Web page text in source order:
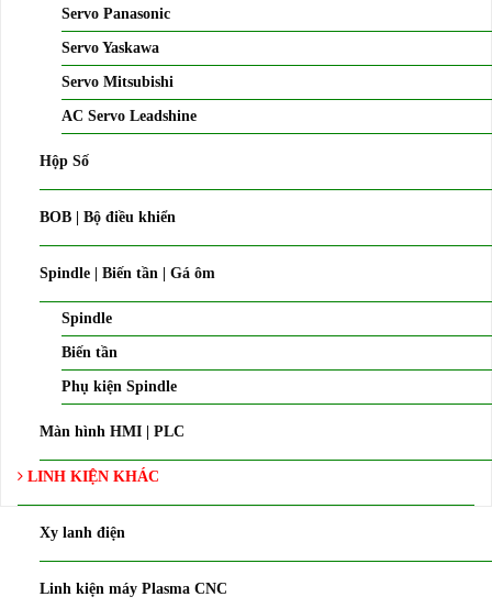
Servo Panasonic
Servo Yaskawa
Servo Mitsubishi
AC Servo Leadshine
Hộp Số
BOB | Bộ điều khiển
Spindle | Biến tần | Gá ôm
Spindle
Biến tần
Phụ kiện Spindle
Màn hình HMI | PLC
LINH KIỆN KHÁC
Xy lanh điện
Linh kiện máy Plasma CNC